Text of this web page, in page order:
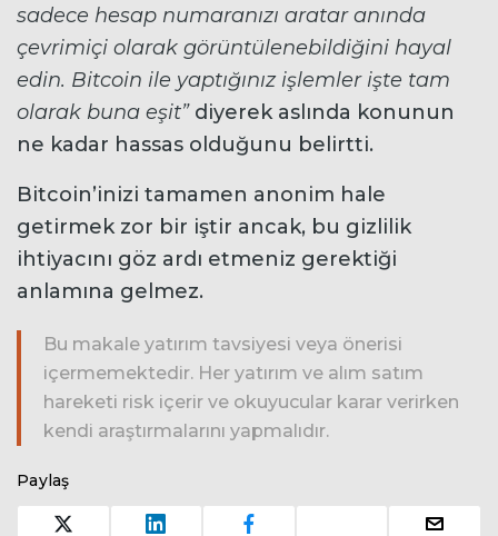
sadece hesap numaranızı aratar anında
çevrimiçi olarak görüntülenebildiğini hayal
edin. Bitcoin ile yaptığınız işlemler işte tam
olarak buna eşit”diyerek aslında konunun
ne kadar hassas olduğunu belirtti.
Bitcoin’inizi tamamen anonim hale
getirmek zor bir iştir ancak, bu gizlilik
ihtiyacını göz ardı etmeniz gerektiği
anlamına gelmez.
Bu makale yatırım tavsiyesi veya önerisi
içermemektedir. Her yatırım ve alım satım
hareketi risk içerir ve okuyucular karar verirken
kendi araştırmalarını yapmalıdır.
Paylaş